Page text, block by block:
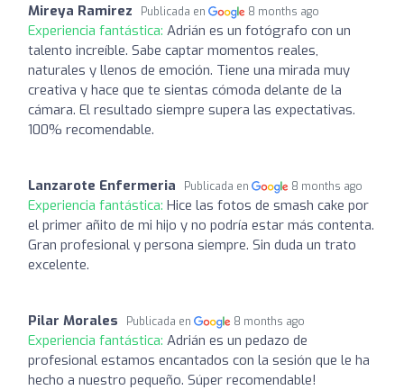
Mireya Ramirez Publicada en 8 months ago
Experiencia fantástica: Adrián es un fotógrafo con un
talento increíble. Sabe captar momentos reales,
naturales y llenos de emoción. Tiene una mirada muy
creativa y hace que te sientas cómoda delante de la
cámara. El resultado siempre supera las expectativas.
100% recomendable.
Lanzarote Enfermeria Publicada en 8 months ago
Experiencia fantástica: Hice las fotos de smash cake por
el primer añito de mi hijo y no podría estar más contenta.
Gran profesional y persona siempre. Sin duda un trato
excelente.
Pilar Morales Publicada en 8 months ago
Experiencia fantástica: Adrián es un pedazo de
profesional estamos encantados con la sesión que le ha
hecho a nuestro pequeño. Súper recomendable!